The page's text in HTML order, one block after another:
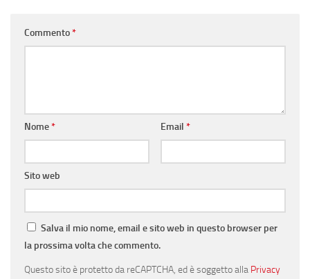
Commento*
Nome* Email *
Sito web
Salva il mio nome, email e sito web in questo browser per
la prossima volta che commento.
Questo sito è protetto da reCAPTCHA, ed è soggetto alla Privacy